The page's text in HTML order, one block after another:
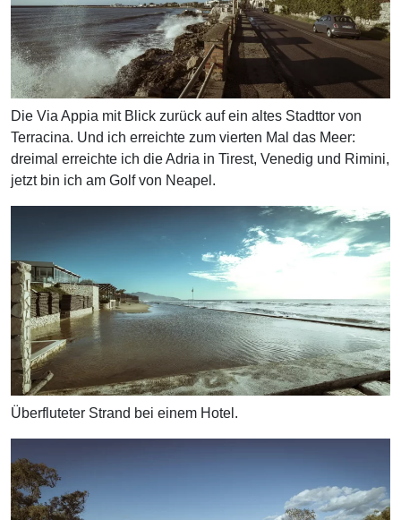
Die Via Appia mit Blick zurück auf ein altes Stadttor von
Terracina. Und ich erreichte zum vierten Mal das Meer:
dreimal erreichte ich die Adria in Tirest, Venedig und Rimini,
jetzt bin ich am Golf von Neapel.
Überfluteter Strand bei einem Hotel.